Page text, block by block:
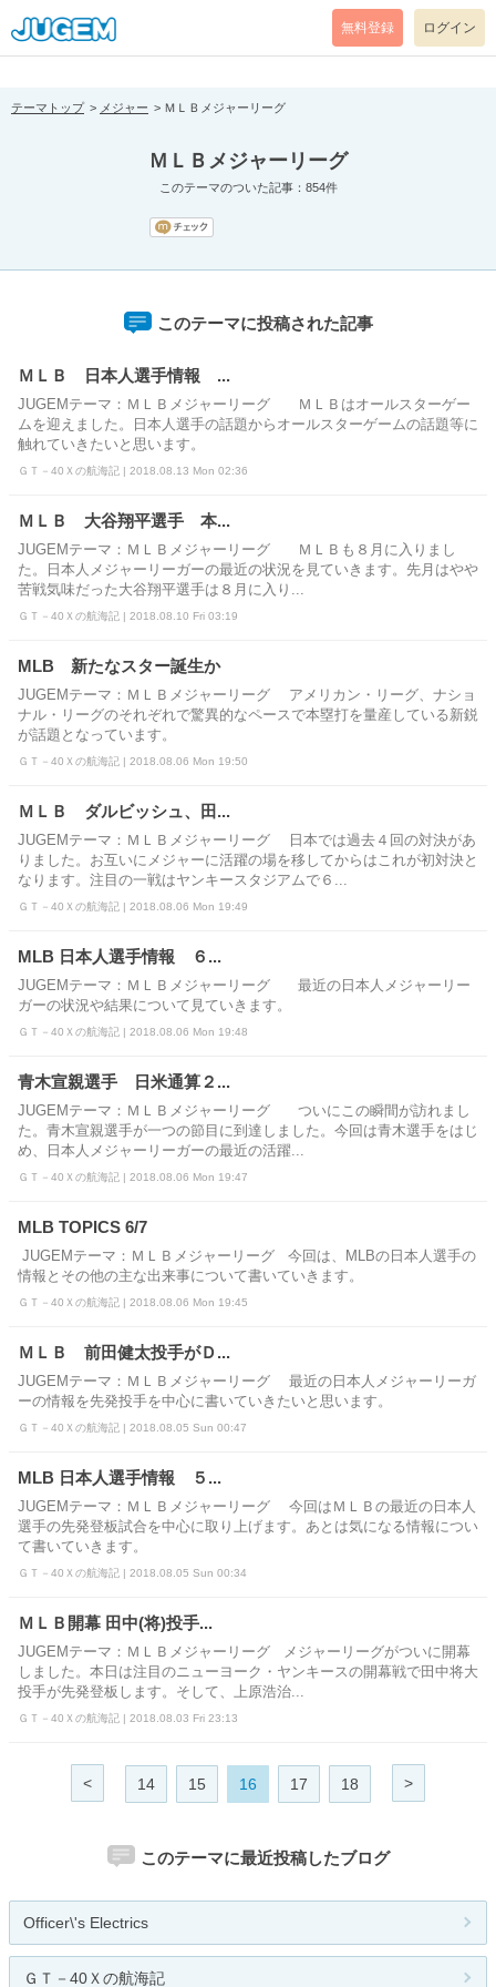
[pear_error: message="Success" code=0 mode=return level=notice
prefix="" info=""]
無料登録 ログイン
テーマトップ メジャー ＭＬＢメジャーリーグ
ＭＬＢメジャーリーグ
このテーマのついた記事：854件
このテーマに投稿された記事
ＭＬＢ 日本人選手情報 ...
JUGEMテーマ：ＭＬＢメジャーリーグ ＭＬＢはオールスターゲー
ムを迎えました。日本人選手の話題からオールスターゲームの話題等に
触れていきたいと思います。
ＧＴ－40Ｘの航海記 | 2018.08.13 Mon 02:36
ＭＬＢ 大谷翔平選手 本...
JUGEMテーマ：ＭＬＢメジャーリーグ ＭＬＢも８月に入りまし
た。日本人メジャーリーガーの最近の状況を見ていきます。先月はやや
苦戦気味だった大谷翔平選手は８月に入り...
ＧＴ－40Ｘの航海記 | 2018.08.10 Fri 03:19
MLB 新たなスター誕生か
JUGEMテーマ：ＭＬＢメジャーリーグ アメリカン・リーグ、ナショ
ナル・リーグのそれぞれで驚異的なペースで本塁打を量産している新鋭
が話題となっています。
ＧＴ－40Ｘの航海記 | 2018.08.06 Mon 19:50
ＭＬＢ ダルビッシュ、田...
JUGEMテーマ：ＭＬＢメジャーリーグ 日本では過去４回の対決があ
りました。お互いにメジャーに活躍の場を移してからはこれが初対決と
なります。注目の一戦はヤンキースタジアムで６...
ＧＴ－40Ｘの航海記 | 2018.08.06 Mon 19:49
MLB 日本人選手情報 ６...
JUGEMテーマ：ＭＬＢメジャーリーグ 最近の日本人メジャーリー
ガーの状況や結果について見ていきます。
ＧＴ－40Ｘの航海記 | 2018.08.06 Mon 19:48
青木宣親選手 日米通算２...
JUGEMテーマ：ＭＬＢメジャーリーグ ついにこの瞬間が訪れまし
た。青木宣親選手が一つの節目に到達しました。今回は青木選手をはじ
め、日本人メジャーリーガーの最近の活躍...
ＧＴ－40Ｘの航海記 | 2018.08.06 Mon 19:47
MLB TOPICS 6/7
JUGEMテーマ：ＭＬＢメジャーリーグ 今回は、MLBの日本人選手の
情報とその他の主な出来事について書いていきます。
ＧＴ－40Ｘの航海記 | 2018.08.06 Mon 19:45
ＭＬＢ 前田健太投手がＤ...
JUGEMテーマ：ＭＬＢメジャーリーグ 最近の日本人メジャーリーガ
ーの情報を先発投手を中心に書いていきたいと思います。
ＧＴ－40Ｘの航海記 | 2018.08.05 Sun 00:47
MLB 日本人選手情報 ５...
JUGEMテーマ：ＭＬＢメジャーリーグ 今回はＭＬＢの最近の日本人
選手の先発登板試合を中心に取り上げます。あとは気になる情報につい
て書いていきます。
ＧＴ－40Ｘの航海記 | 2018.08.05 Sun 00:34
ＭＬＢ開幕 田中(将)投手...
JUGEMテーマ：ＭＬＢメジャーリーグ メジャーリーグがついに開幕
しました。本日は注目のニューヨーク・ヤンキースの開幕戦で田中将大
投手が先発登板します。そして、上原浩治...
ＧＴ－40Ｘの航海記 | 2018.08.03 Fri 23:13
< 14 15 16 17 18 >
このテーマに最近投稿したブログ
Officer\'s Electrics
ＧＴ－40Ｘの航海記